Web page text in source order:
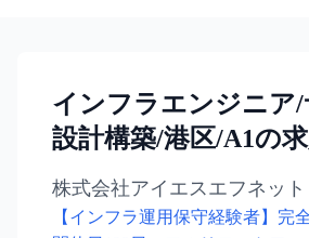
インフラエンジニア
設計構築/港区/A1の
株式会社アイエスエフネット
【インフラ運用保守経験者】完